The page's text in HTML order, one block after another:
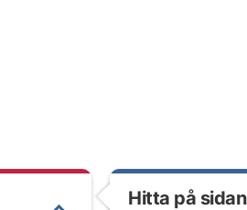
Hitta på sidan